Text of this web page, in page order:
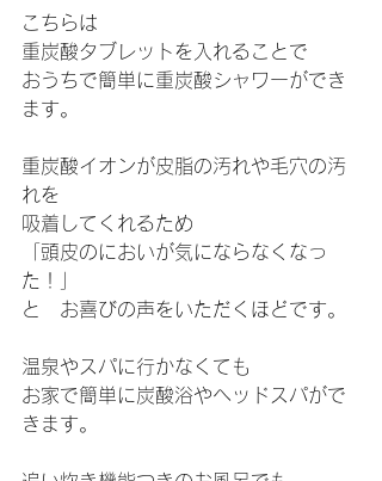
こちらは
重炭酸タブレットを入れることで
おうちで簡単に重炭酸シャワーができ
ます。
重炭酸イオンが皮脂の汚れや毛穴の汚
れを
吸着してくれるため
「頭皮のにおいが気にならなくなっ
た！」
と　お喜びの声をいただくほどです。
温泉やスパに行かなくても
お家で簡単に炭酸浴やヘッドスパがで
きます。